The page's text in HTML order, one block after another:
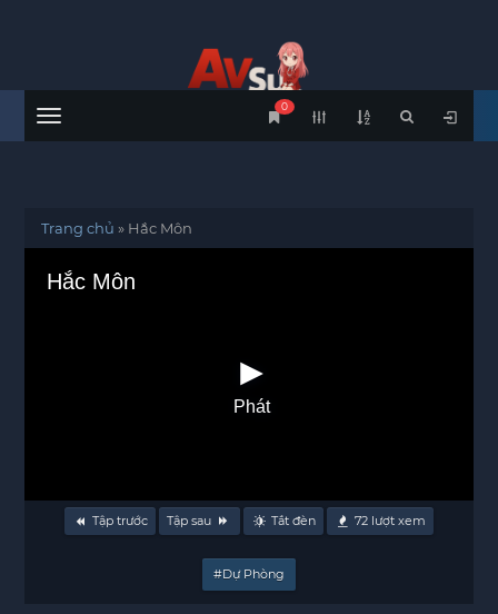
Menu
0
Trang chủ » Hắc Môn
Hắc Môn
Phát
Tập trước Tập sau Tắt đèn 72 lượt xem
#Dự Phòng